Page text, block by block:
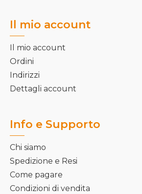
Il mio account
Il mio account
Ordini
Indirizzi
Dettagli account
Info e Supporto
Chi siamo
Spedizione e Resi
Come pagare
Condizioni di vendita